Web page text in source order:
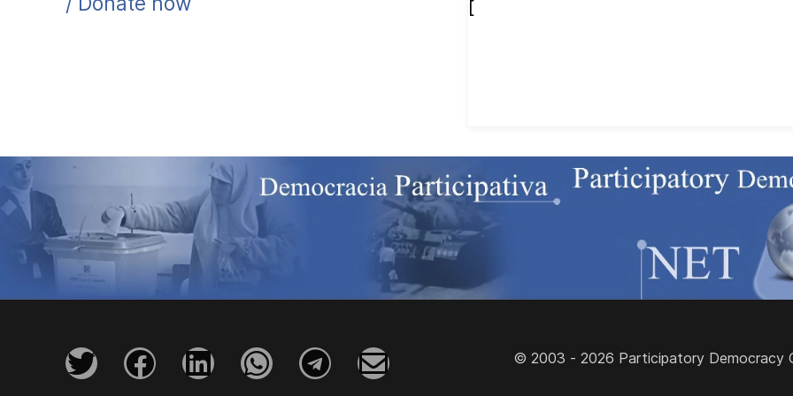
[
© 2003 - 2026 Participatory Democracy